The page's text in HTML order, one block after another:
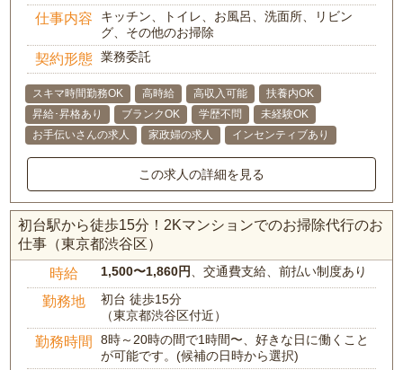
仕事内容
キッチン、トイレ、お風呂、洗面所、リビン
グ、その他のお掃除
契約形態 業務委託
スキマ時間勤務OK 高時給 高収入可能
扶養内OK
昇給･昇格あり
ブランクOK 学歴不問
未経験OK
お手伝いさんの求人
家政婦の求人 インセンティブあり
この求人の詳細を見る
初台駅から徒歩15分！2Kマンションでのお掃除代行のお
仕事（東京都渋谷区）
時給 1,500〜1,860円 、交通費支給、前払い制度あり
勤務地
初台 徒歩15分
（東京都渋谷区付近）
勤務時間
8時～20時の間で1時間〜、好きな日に働くこと
が可能です。(候補の日時から選択)